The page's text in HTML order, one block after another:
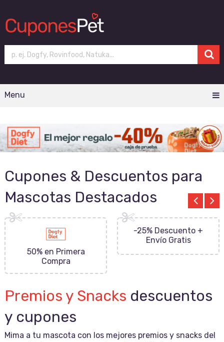
Menu
Cupones & Descuentos para
Mascotas Destacados
50% en Primera
Compra
-25% Descuento +
Envío Gratis
Premios y Snacks descuentos
y cupones
Mima a tu mascota con los mejores premios y snacks del